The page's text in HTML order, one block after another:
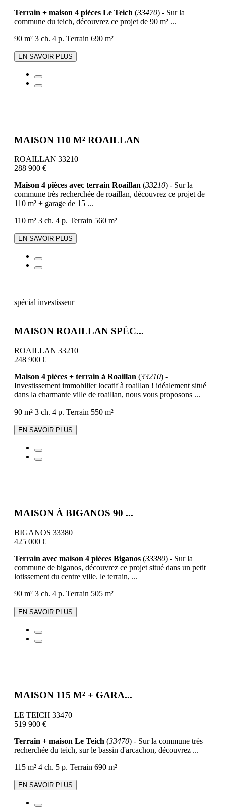
Terrain + maison 4 pièces Le Teich (33470) - Sur la
commune du teich, découvrez ce projet de 90 m² ...
90 m² 3 ch. 4 p. Terrain 690 m²
EN SAVOIR PLUS
MAISON 110 M² ROAILLAN
ROAILLAN 33210
288 900 €
Maison 4 pièces avec terrain Roaillan (33210) - Sur la
commune très recherchée de roaillan, découvrez ce projet de
110 m² + garage de 15 ...
110 m² 3 ch. 4 p. Terrain 560 m²
EN SAVOIR PLUS
spécial investisseur
MAISON ROAILLAN SPÉC...
ROAILLAN 33210
248 900 €
Maison 4 pièces + terrain à Roaillan (33210) -
Investissement immobilier locatif à roaillan ! idéalement situé
dans la charmante ville de roaillan, nous vous proposons ...
90 m² 3 ch. 4 p. Terrain 550 m²
EN SAVOIR PLUS
MAISON À BIGANOS 90 ...
BIGANOS 33380
425 000 €
Terrain avec maison 4 pièces Biganos (33380) - Sur la
commune de biganos, découvrez ce projet situé dans un petit
lotissement du centre ville. le terrain, ...
90 m² 3 ch. 4 p. Terrain 505 m²
EN SAVOIR PLUS
MAISON 115 M² + GARA...
LE TEICH 33470
519 900 €
Terrain + maison Le Teich (33470) - Sur la commune très
recherchée du teich, sur le bassin d'arcachon, découvrez ...
115 m² 4 ch. 5 p. Terrain 690 m²
EN SAVOIR PLUS